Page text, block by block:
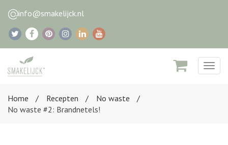
info@smakelijck.nl
Home
Recepten
No waste
No waste #2: Brandnetels!